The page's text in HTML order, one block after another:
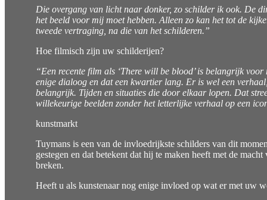
Die overgang van licht naar donker, zo schilder ik ook. De
het beeld voor mij moet hebben. Alleen zo kan het tot de
tweede vertraging, na die van het schilderen.”
Hoe filmisch zijn uw schilderijen?
“Een recente film als ‘There will be blood’ is belangrijk
enige dialoog en dat een kwartier lang. Er is wel een
belangrijk. Tijden en situaties die door elkaar lopen. Dat
willekeurige beelden zonder het letterlijke verhaal op een
kunstmarkt
Tuymans is een van de invloedrijkste schilders van dit
gestegen en dat betekent dat hij te maken heeft met de
breken.
Heeft u als kunstenaar nog enige invloed op wat er met uw